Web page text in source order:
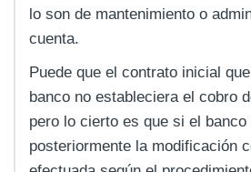
lo son de mantenimiento o
cuenta.
Puede que el contrato inicial
banco no estableciera el cobro
pero lo cierto es que si el
posteriormente la modificación